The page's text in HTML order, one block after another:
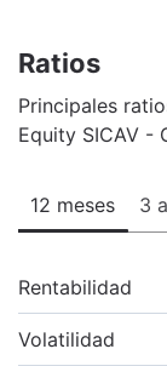
Ratios
Principales
Equity SICAV -
12 meses 3
Rentabilidad
Volatilidad